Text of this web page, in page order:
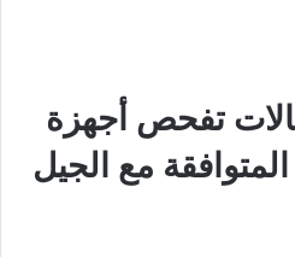
تفحص أجهزة
مع الجيل